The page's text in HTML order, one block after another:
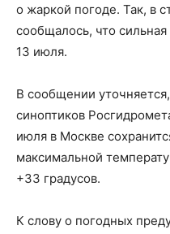
о жаркой погоде. Так, в
сообщалось, что
13 июля.
В сообщении
синоптиков
июля в Москве
максимальной
+33 градусов.
К слову о погодных